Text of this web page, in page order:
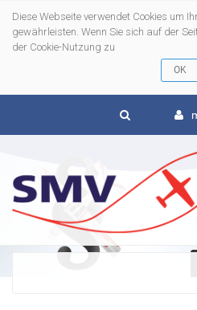
Diese Webseite verwendet Cookies um
gewährleisten. Wenn Sie sich auf der
der Cookie-Nutzung zu